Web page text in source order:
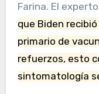
Farina. El
que Biden
primario de
refuerzos, esto
sintomatología